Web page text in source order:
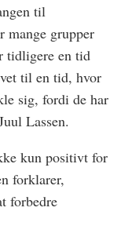
til
mange grupper
tidligere en tid
til en tid, hvor
sig, fordi de har
Lassen.
kun positivt for
forklarer,
forbedre